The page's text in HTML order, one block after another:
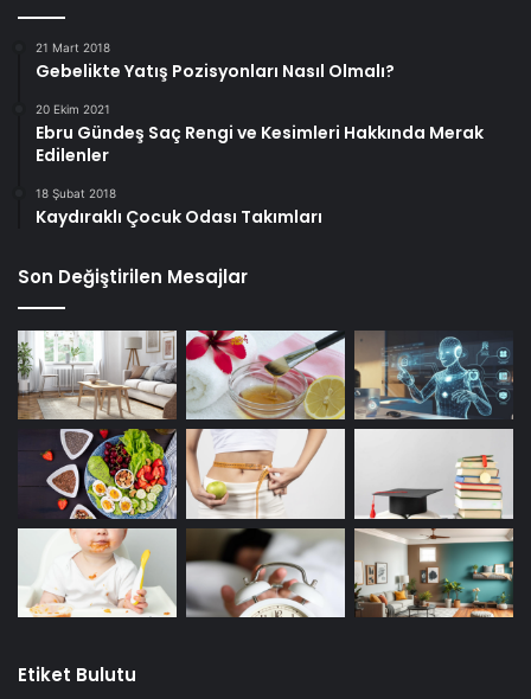
21 Mart 2018
Gebelikte Yatış Pozisyonları Nasıl Olmalı?
20 Ekim 2021
Ebru Gündeş Saç Rengi ve Kesimleri Hakkında Merak
Edilenler
18 Şubat 2018
Kaydıraklı Çocuk Odası Takımları
Son Değiştirilen Mesajlar
Etiket Bulutu